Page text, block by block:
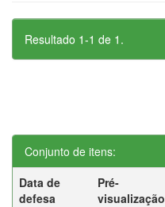
Resultado 1-1 de 1.
Conjunto de itens:
Data de
defesa
Pré-
visualização